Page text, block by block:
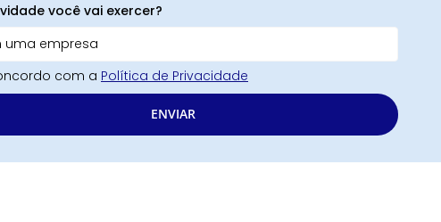
você vai exercer?
com a Política de Privacidade
ENVIAR